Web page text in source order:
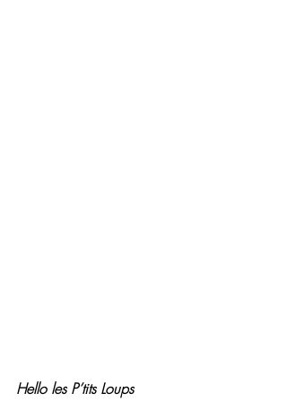
Hello les P’tits Loups